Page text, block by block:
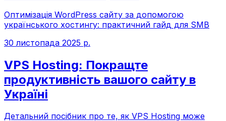
Оптимізація WordPress сайту за допомогою
українського хостингу: практичний гайд для SMB
30 листопада 2025 р.
VPS Hosting: Покращте
продуктивність вашого сайту в
Україні
Детальний посібник про те, як VPS Hosting може